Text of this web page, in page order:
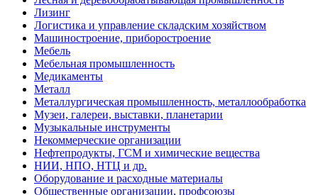
Лизинг
Логистика и управление складским хозяйством
Машиностроение, приборостроение
Мебель
Мебельная промышленность
Медикаменты
Металл
Металлургическая промышленность, металлообработка
Музеи, галереи, выставки, планетарии
Музыкальные инструменты
Некоммерческие организации
Нефтепродукты, ГСМ и химические вещества
НИИ, НПО, НТЦ и др.
Оборудование и расходные материалы
Общественные организации, профсоюзы